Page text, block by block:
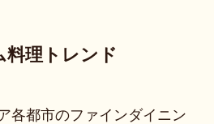
理トレンド
各都市のファインダイニン